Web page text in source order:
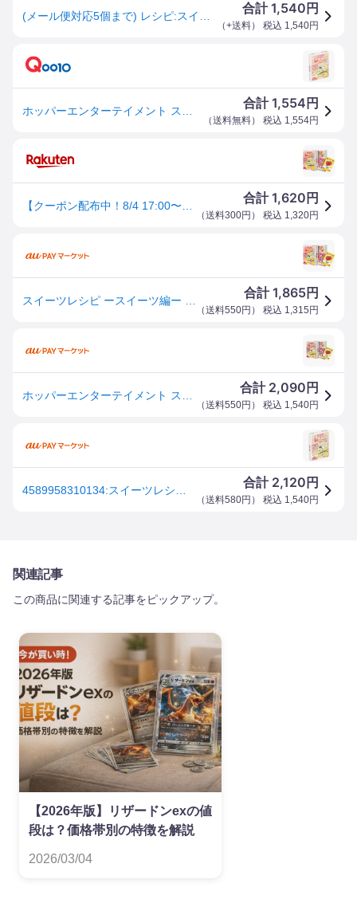
合計1,540 円
（+送料） 税込 1,540円
合計1,554 円
（送料無料） 税込 1,554円
合計1,620 円
（送料300円 ） 税込 1,320円
合計1,865円
（送料550円 ） 税込 1,315 円
合計 2,090 円
（送料550円 ） 税込 1,540円
合計 2,120 円
（送料580円 ） 税込 1,540円
関連記事
この商品に関連する記事をピックアップ。
【2026年版】リザードンexの値
段は？価格帯別の特徴を解説
2026/03/04